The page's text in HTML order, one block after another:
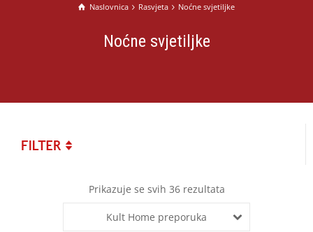
Naslovnica Rasvjeta Noćne svjetiljke
Noćne svjetiljke
Prikazuje se svih 36 rezultata
Kult Home preporuka